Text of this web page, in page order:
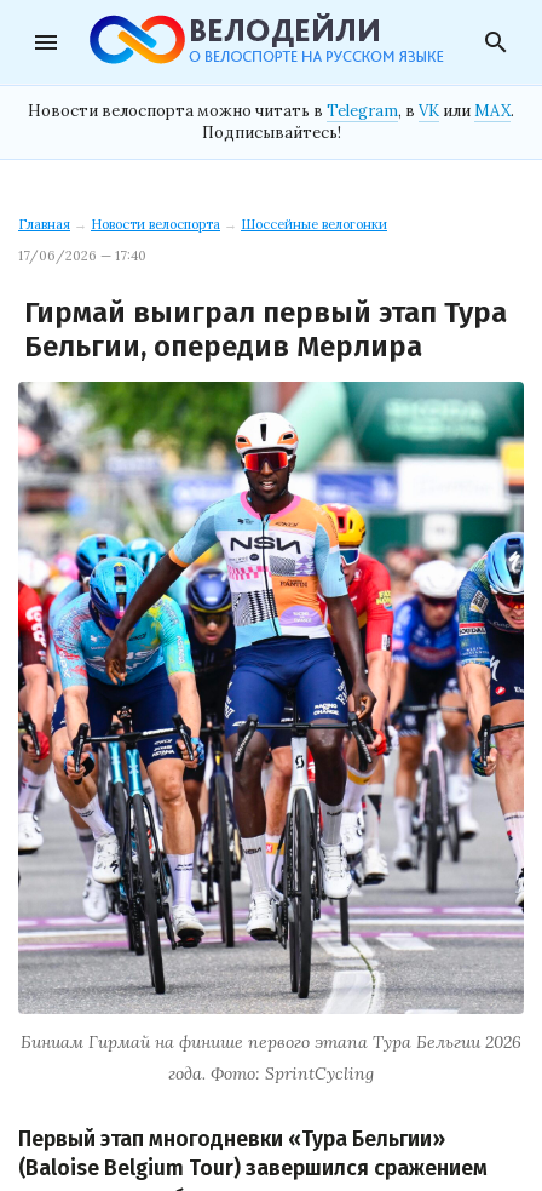
menu search
Новости велоспорта можно читать в Telegram, в VK илиMAX.
Подписывайтесь!
Главная → Новости велоспорта → Шоссейные велогонки
17/06/2026 — 17:40
Гирмай выиграл первый этап Тура
Бельгии, опередив Мерлира
Биниам Гирмай на финише первого этапа Тура Бельгии 2026
года. Фото: SprintCycling
Первый этап многодневки «Тура Бельгии»
(Baloise Belgium Tour) завершился сражением